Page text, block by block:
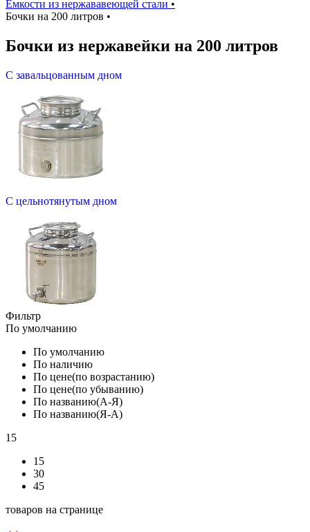
Емкости из нержававеющей стали •
Бочки на 200 литров •
Бочки из нержавейки на 200 литров
С завальцованным дном
С цельнотянутым дном
Фильтр
По умолчанию
По умолчанию
По наличию
По цене(по возрастанию)
По цене(по убыванию)
По названию(А-Я)
По названию(Я-А)
15
15
30
45
товаров на странице